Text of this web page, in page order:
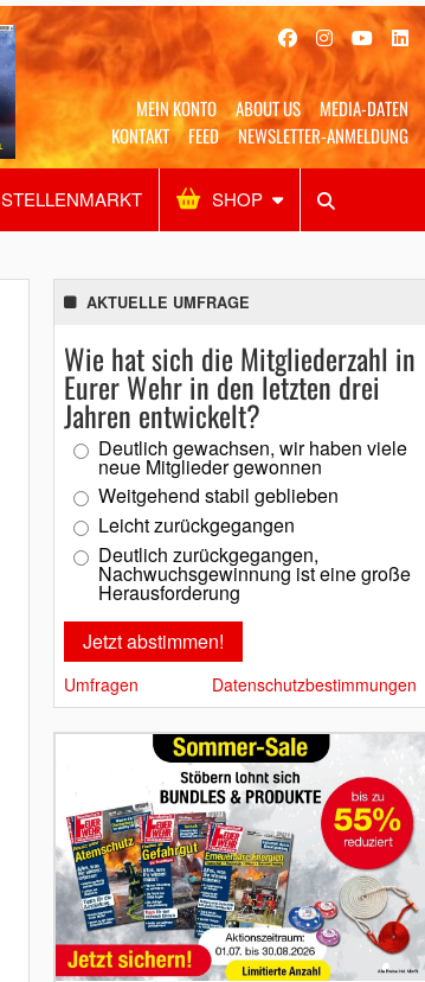
MEIN KONTO ABOUT US
MEDIA-DATEN
KONTAKT
FEED NEWSLETTER-ANMELDUNG
STELLENMARKT SHOP
Alles Shop SUCHEN
AKTUELLE UMFRAGE
Wie hat sich die Mitgliederzahl in
Eurer Wehr in den letzten drei
Jahren entwickelt?
Deutlich gewachsen, wir haben viele
neue Mitglieder gewonnen
Weitgehend stabil geblieben
Leicht zurückgegangen
Deutlich zurückgegangen,
Nachwuchsgewinnung ist eine große
Herausforderung
Umfragen Datenschutzbestimmungen